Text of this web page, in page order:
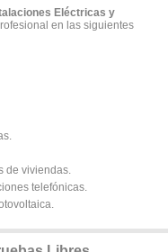
Eléctricas y
en las siguientes
de viviendas.
telefónicas.